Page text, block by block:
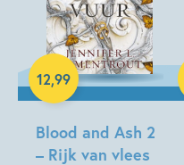
Blood and Ash 2
– Rijk van vlees
12,99
E-book